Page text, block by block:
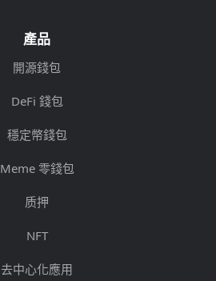
產品
開源錢包
DeFi 錢包
穩定幣錢包
Meme 零錢包
质押
NFT
去中心化應用